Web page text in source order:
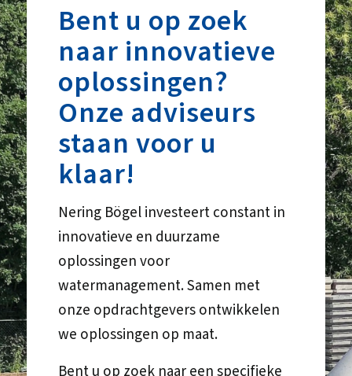
Bent u op zoek
naar innovatieve
oplossingen?
Onze adviseurs
staan voor u
klaar!
Nering Bögel investeert constant in
innovatieve en duurzame
oplossingen voor
watermanagement. Samen met
onze opdrachtgevers ontwikkelen
we oplossingen op maat.